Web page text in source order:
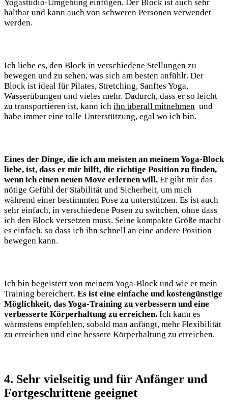
Yogastudio-Umgebung einfügen. Der Block ist auch sehr
haltbar und kann auch von schweren Personen verwendet
werden.
Ich liebe es, den Block in verschiedene Stellungen⁣ zu
bewegen und zu sehen, was sich am besten anfühlt. ‍Der
Block ist ideal‌ für Pilates, ⁢Stretching, ‌Sanftes‍ Yoga,
Wasserübungen ⁢und vieles mehr. Dadurch, dass er so leicht​
zu transportieren ist, kann ich ihn überall mitnehmen ⁤ und
habe ‌immer eine tolle ‌Unterstützung, ⁢egal wo ich bin.
Eines der Dinge, die ich am meisten an meinem Yoga-Block
liebe, ist, dass ​er mir hilft, die richtige Position zu finden,
wenn ‌ich ‌einen neuen ‍Move erlernen will. Er gibt mir das
nötige Gefühl der Stabilität und‌ Sicherheit, um mich
während einer bestimmten Pose⁢ zu unterstützen. Es ist​ auch
sehr einfach, in verschiedene ​Posen zu switchen,‌ ohne dass
‍ich den Block versetzen muss. Seine kompakte Größe macht⁤
es einfach, so dass ich ihn ‌schnell an eine ⁣andere ⁣Position
bewegen kann.
Ich bin ‌begeistert von meinem⁣ Yoga-Block und wie er mein
Training bereichert. Es⁣ ist eine⁣ einfache und kostengünstige
​Möglichkeit, ⁢das Yoga-Training zu verbessern und eine
‌verbesserte⁤ Körperhaltung zu erreichen. Ich kann es
wärmstens⁣ empfehlen, sobald man anfängt, ⁤mehr Flexibilität
zu erreichen​ und⁢ eine bessere Körperhaltung zu erreichen.
4. Sehr vielseitig und für ​Anfänger und
Fortgeschrittene geeignet